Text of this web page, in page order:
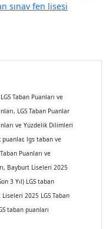
sınav fen lisesi
Taban Puanları ve
LGS Taban Puanlar
ve Yüzdelik Dilimleri
puanlar, lgs taban ve
Puanları ve
Bayburt Liseleri 2025
3 Yıl) LGS taban
2025 LGS Taban
taban puanları